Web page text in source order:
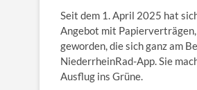
Seit dem 1. April 2025 hat
Angebot mit
geworden, die sich ganz am
NiederrheinRad-App. Sie
Ausflug ins Grüne.